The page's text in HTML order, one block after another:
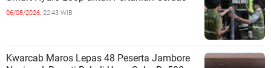
06/08/2026, 22:43 WIB
Kwarcab Maros Lepas 48 Peserta Jambore